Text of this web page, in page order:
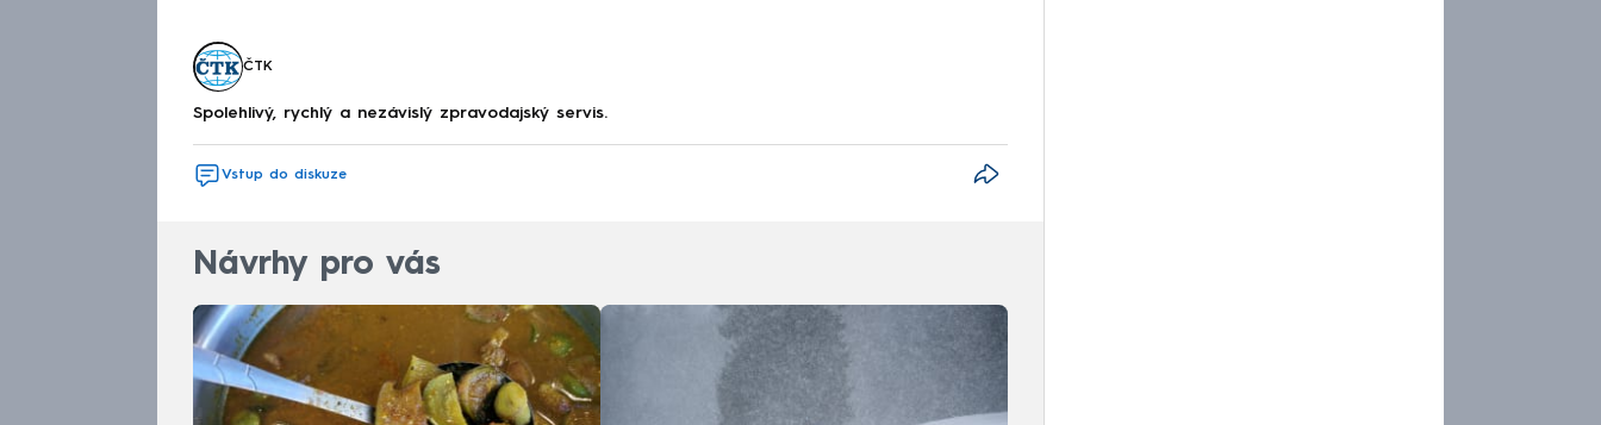
ČTK
Spolehlivý, rychlý a nezávislý zpravodajský servis.
Vstup do diskuze
Návrhy pro vás